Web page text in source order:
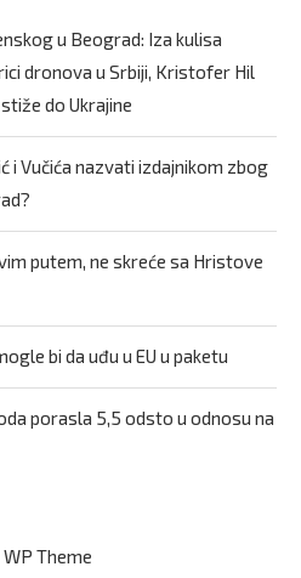
u Beograd: Iza kulisa
dronova u Srbiji, Kristofer Hil
do Ukrajine
i Vučića nazvati izdajnikom zbog
putem, ne skreće sa Hristove
bi da uđu u EU u paketu
porasla 5,5 odsto u odnosu na